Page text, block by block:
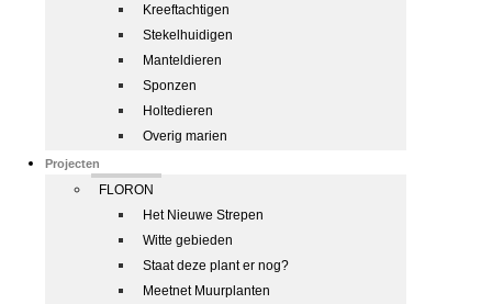
Kreeftachtigen
Stekelhuidigen
Manteldieren
Sponzen
Holtedieren
Overig marien
Projecten
FLORON
Het Nieuwe Strepen
Witte gebieden
Staat deze plant er nog?
Meetnet Muurplanten